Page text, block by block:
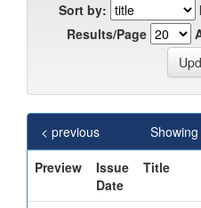
Sort by:
Results/Page
< previous
Preview
Issue
Date
Title